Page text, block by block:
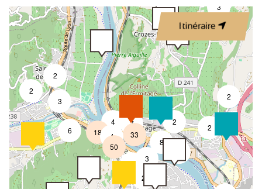
Itinéraire
2
2
2
3
2
2
8
2
3
6
4
4
18
7
2
3
50
33